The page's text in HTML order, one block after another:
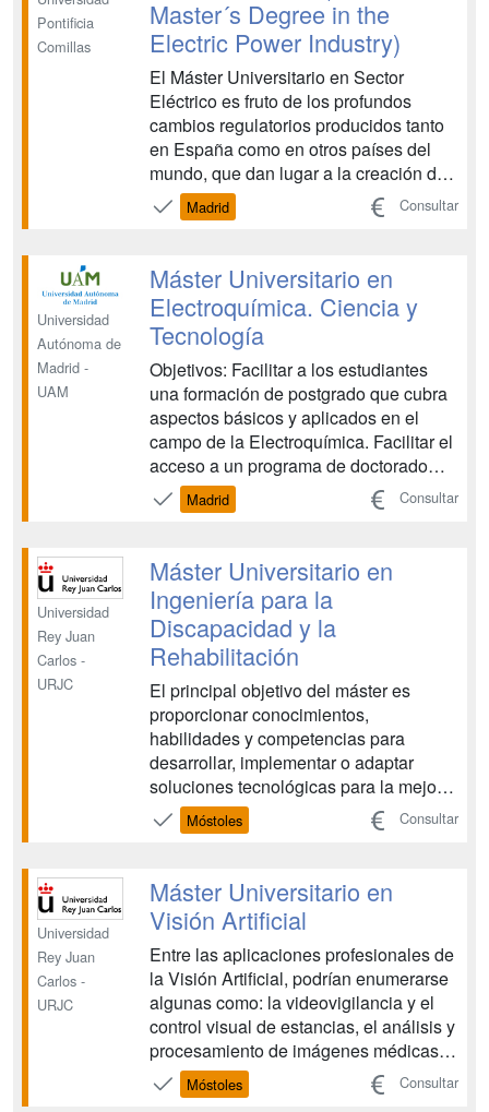
Pontificia
Comillas
Master´s Degree in the
Electric Power Industry)
El Máster Universitario en Sector
Eléctrico es fruto de los profundos
cambios regulatorios producidos tanto
en España como en otros países del
mundo, que dan lugar a la creación de
mercados organizados de electricidad y
la necesidad de diseñar o adaptar la
nuevos retos que se les plantean. Es
una importante necesida...
Madrid Consultar
Universidad
Autónoma de
Madrid -
UAM
Máster Universitario en
Electroquímica. Ciencia y
Tecnología
Objetivos: Facilitar a los estudiantes
una formación de postgrado que cubra
aspectos básicos y aplicados en el
campo de la Electroquímica. Facilitar el
acceso a un programa de doctorado
como el de Electroquímica. Ciencia y
Tecnología (ECyT) con las suficientes
aplicada en el campo de la
Electroquímica para que el estudiante
de...
Madrid Consultar
Universidad
Rey Juan
Carlos -
URJC
Máster Universitario en
Ingeniería para la
Discapacidad y la
Rehabilitación
El principal objetivo del máster es
proporcionar conocimientos,
habilidades y competencias para
desarrollar, implementar o adaptar
soluciones tecnológicas para la mejora
de la independencia de las personas
con discapacidad. Para ello, el plan de
especializada y multidisciplinar en
técnicas y tecnologías para el apoyo ...
Móstoles Consultar
Universidad
Rey Juan
Carlos -
URJC
Máster Universitario en
Visión Artificial
Entre las aplicaciones profesionales de
la Visión Artificial, podrían enumerarse
algunas como: la videovigilancia y el
control visual de estancias, el análisis y
procesamiento de imágenes médicas,
la inspección automática, la
interpretación de imágenes de satélites,
Móstoles Consultar